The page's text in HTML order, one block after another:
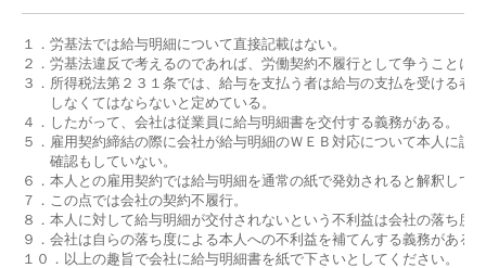
１．労基法では給与明細について直接記載はない。
２．労基法違反で考えるのであれば、労働契約不履行として争うことに
３．所得税法第２３１条では、給与を支払う者は給与の支払を受ける者
しなくてはならないと定めている。
４．したがって、会社は従業員に給与明細書を交付する義務がある。
５．雇用契約締結の際に会社が給与明細のＷＥＢ対応について本人に説
確認もしていない。
６．本人との雇用契約では給与明細を通常の紙で発効されると解釈して
７．この点では会社の契約不履行。
８．本人に対して給与明細が交付されないという不利益は会社の落ち度
９．会社は自らの落ち度による本人への不利益を補てんする義務がある。
１０．以上の趣旨で会社に給与明細書を紙で下さいとしてください。